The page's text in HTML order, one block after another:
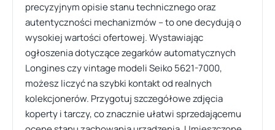
precyzyjnym opisie stanu technicznego oraz
autentyczności mechanizmów – to one decydują o
wysokiej wartości ofertowej. Wystawiając
ogłoszenia dotyczące zegarków automatycznych
Longines czy vintage modeli Seiko 5621-7000,
możesz liczyć na szybki kontakt od realnych
kolekcjonerów. Przygotuj szczegółowe zdjęcia
koperty i tarczy, co znacznie ułatwi sprzedającemu